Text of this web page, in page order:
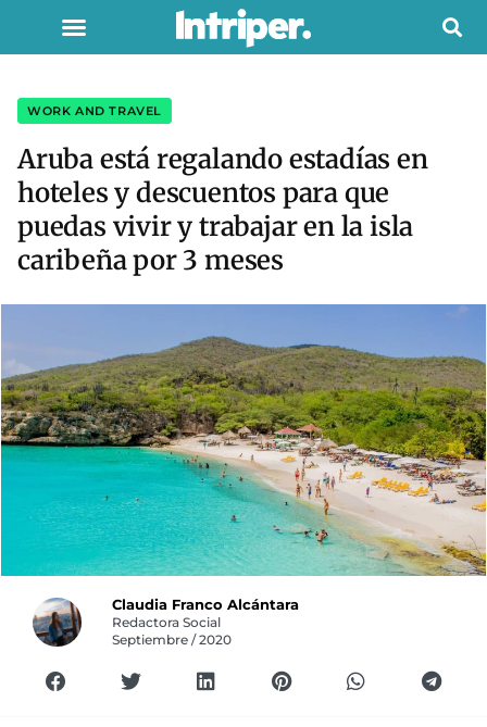
WORK AND TRAVEL
Aruba está regalando estadías en
hoteles y descuentos para que
puedas vivir y trabajar en la isla
caribeña por 3 meses
Claudia Franco Alcántara
Redactora Social
Septiembre / 2020